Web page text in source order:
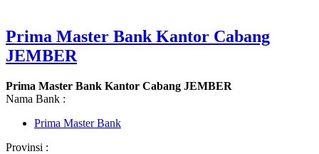
Prima Master Bank Kantor Cabang
JEMBER
Prima Master Bank Kantor Cabang JEMBER
Nama Bank :
Prima Master Bank
Provinsi :